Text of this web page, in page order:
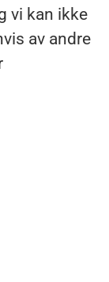
vi kan ikke
av andre